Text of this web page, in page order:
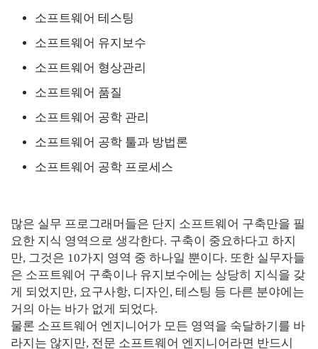
소프트웨어 테스팅
소프트웨어 유지보수
소프트웨어 형상관리
소프트웨어 품질
소프트웨어 공학 관리
소프트웨어 공학 툴과 방법론
소프트웨어 공학 프로세스
많은 실무 프로그래머들은 단지 소프트웨어 구축만을 필
요한 지식 영역으로 생각한다. 구축이 중요하다고 하지
만, 그것은 10가지 영역 중 하나일 뿐이다. 또한 실무자들
은 소프트웨어 구축이나 유지보수에는 상당히 지식을 갖
게 되었지만, 요구사항, 디자인, 테스팅 등 다른 분야에는
거의 아는 바가 없게 되었다.
물론 소프트웨어 엔지니어가 모든 영역을 숙달하기를 바
라지는 않지만, 전문 소프트웨어 엔지니어라면 반드시